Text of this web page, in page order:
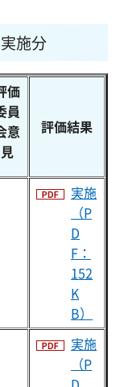
施分
価
員
意
見
評価結果
実施
（P
D
F：
152
K
B）
実施
（P